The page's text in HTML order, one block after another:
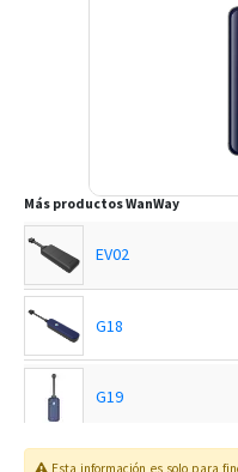
Más productosWanWay
EV02
G18
G19
Esta información es solo para